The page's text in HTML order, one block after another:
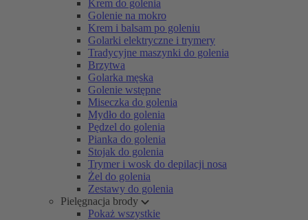
Krem do golenia
Golenie na mokro
Krem i balsam po goleniu
Golarki elektryczne i trymery
Tradycyjne maszynki do golenia
Brzytwa
Golarka męska
Golenie wstępne
Miseczka do golenia
Mydło do golenia
Pędzel do golenia
Pianka do golenia
Stojak do golenia
Trymer i wosk do depilacji nosa
Żel do golenia
Zestawy do golenia
Pielęgnacja brody
Pokaż wszystkie